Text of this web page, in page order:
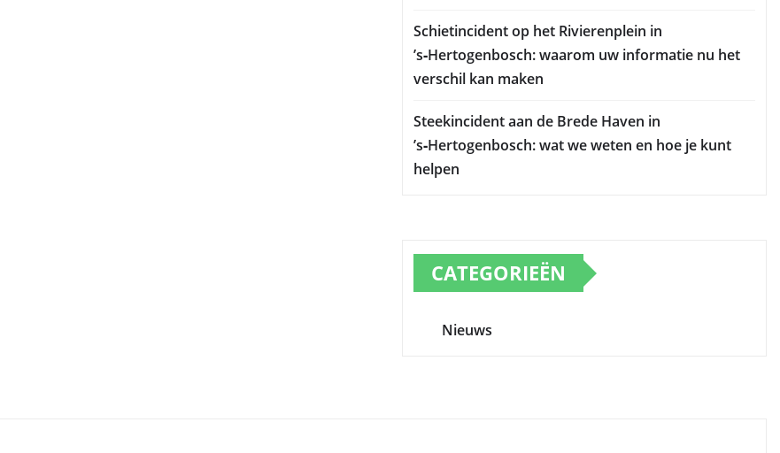
Schietincident op het Rivierenplein in
’s‑Hertogenbosch: waarom uw informatie nu het
verschil kan maken
Steekincident aan de Brede Haven in
’s‑Hertogenbosch: wat we weten en hoe je kunt
helpen
CATEGORIEËN
Nieuws